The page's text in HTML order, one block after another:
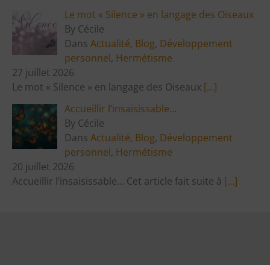
Le mot « Silence » en langage des Oiseaux
By Cécile
Dans Actualité, Blog, Développement
personnel, Hermétisme
27 juillet 2026
Le mot « Silence » en langage des Oiseaux […]
Accueillir l’insaisissable…
By Cécile
Dans Actualité, Blog, Développement
personnel, Hermétisme
20 juillet 2026
Accueillir l’insaisissable… Cet article fait suite à […]